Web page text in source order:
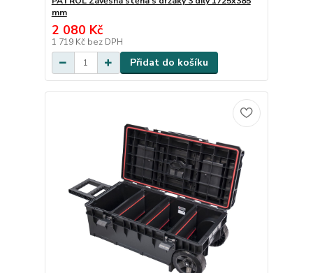
mm
2 080 Kč
1 719 Kč bez DPH
Přidat do košíku